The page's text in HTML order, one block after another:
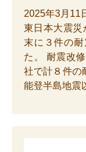
2025年3月11
東日本大震災
末に３件の
た。 耐震改
社で計８件の
能登半島地震